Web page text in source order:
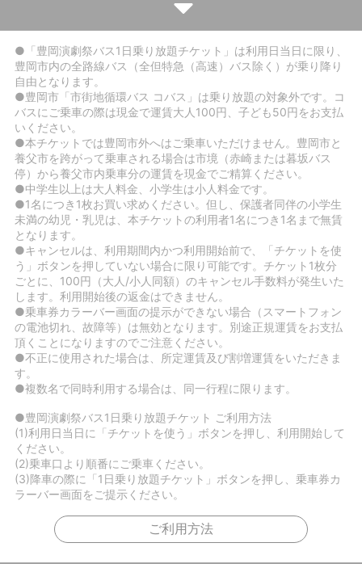
●「豊岡演劇祭バス1日乗り放題チケット」は利用日当日に限り、
豊岡市内の全路線バス（全但特急（高速）バス除く）が乗り降り
自由となります。
●豊岡市「市街地循環バス コバス」は乗り放題の対象外です。コ
バスにご乗車の際は現金で運賃大人100円、子ども50円をお支払
いください。
●本チケットでは豊岡市外へはご乗車いただけません。豊岡市と
養父市を跨がって乗車される場合は市境（赤崎または暮坂バス
停）から養父市内乗車分の運賃を現金でご精算ください。
●中学生以上は大人料金、小学生は小人料金です。
●1名につき1枚お買い求めください。但し、保護者同伴の小学生
未満の幼児・乳児は、本チケットの利用者1名につき1名まで無賃
となります。
●キャンセルは、利用期間内かつ利用開始前で、「チケットを使
う」ボタンを押していない場合に限り可能です。チケット1枚分
ごとに、100円（大人/小人同額）のキャンセル手数料が発生いた
します。利用開始後の返金はできません。
●乗車券カラーバー画面の提示ができない場合（スマートフォン
の電池切れ、故障等）は無効となります。別途正規運賃をお支払
頂くことになりますのでご注意ください。
●不正に使用された場合は、所定運賃及び割増運賃をいただきま
す。
●複数名で同時利用する場合は、同一行程に限ります。
●豊岡演劇祭バス1日乗り放題チケット ご利用方法
(1)利用日当日に「チケットを使う」ボタンを押し、利用開始して
ください。
(2)乗車口より順番にご乗車ください。
(3)降車の際に「1日乗り放題チケット」ボタンを押し、乗車券カ
ラーバー画面をご提示ください。
ご利用方法